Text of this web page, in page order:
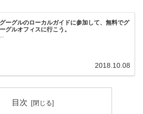
グーグルのローカルガイドに参加して、無料でグ
ーグルオフィスに行こう。
2018.10.08
目次